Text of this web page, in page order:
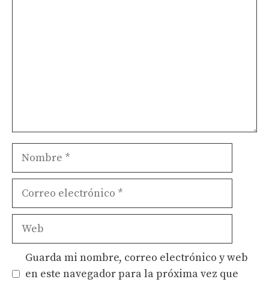
Nombre
Guarda mi nombre, correo electrónico y web
en este navegador para la próxima vez que